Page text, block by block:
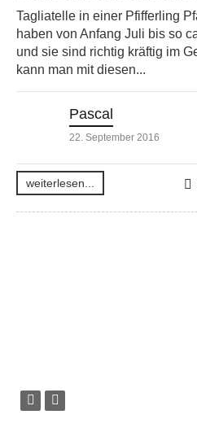
Tagliatelle in einer Pfifferling
haben von Anfang Juli bis so
und sie sind richtig kräftig im
kann man mit diesen...
Pascal
22. September 2016
weiterlesen...